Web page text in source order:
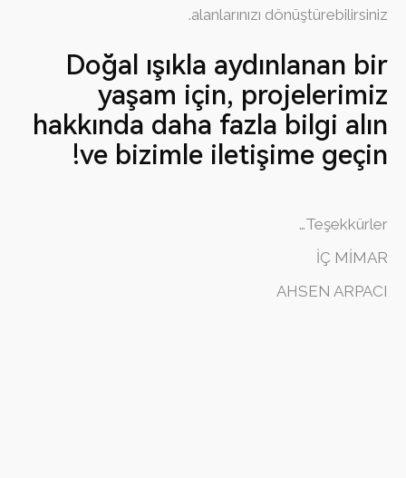
alanlarınızı dönüştürebilirsiniz.
Doğal ışıkla aydınlanan bir
yaşam için, projelerimiz
hakkında daha fazla bilgi alın
ve bizimle iletişime geçin!
Teşekkürler…
İÇ MİMAR
AHSEN ARPACI